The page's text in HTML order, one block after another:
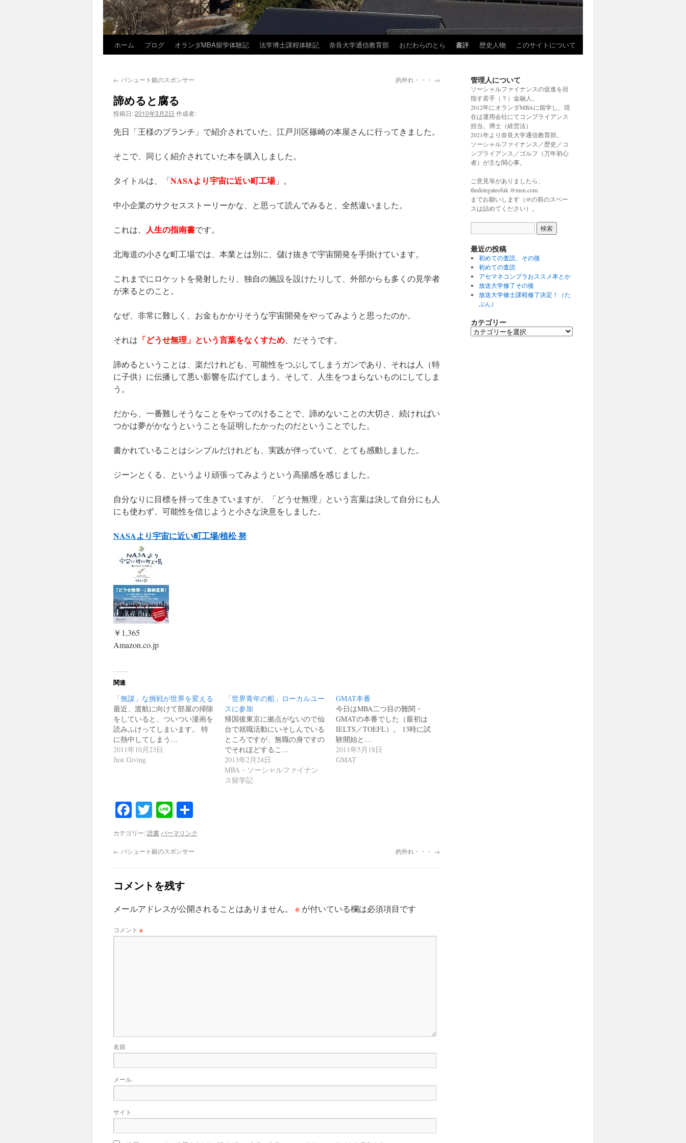
ン
ホーム ブログ オランダMBA留学体験記 法学博士課程体験記 奈良大学通信教育部 おだわらのとら 書評 歴史人物 このサイトについて
← パシュート銀のスポンサー 的外れ・・・ →
諦めると腐る
投稿日:2010年3月2日 作成者:
先日「王様のブランチ」で紹介されていた、江戸川区篠崎の本屋さんに行ってきました。
そこで、同じく紹介されていた本を購入しました。
タイトルは、「NASAより宇宙に近い町工場」。
中小企業のサクセスストーリーかな、と思って読んでみると、全然違いました。
これは、 人生の指南書です。
北海道の小さな町工場では、本業とは別に、儲け抜きで宇宙開発を手掛けています。
これまでにロケットを発射したり、独自の施設を設けたりして、外部からも多くの見学者
が来るとのこと。
なぜ、非常に難しく、お金もかかりそうな宇宙開発をやってみようと思ったのか。
それは 「どうせ無理」という言葉をなくすため 、だそうです。
諦めるということは、楽だけれども、可能性をつぶしてしまうガンであり、それは人（特
に子供）に伝播して悪い影響を広げてしまう。そして、人生をつまらないものにしてしま
う。
だから、一番難しそうなことをやってのけることで、諦めないことの大切さ、続ければい
つかは夢がかなうということを証明したかったのだということでした。
書かれていることはシンプルだけれども、実践が伴っていて、とても感動しました。
ジーンとくる、というより頑張ってみようという高揚感を感じました。
自分なりに目標を持って生きていますが、「どうせ無理」という言葉は決して自分にも人
にも使わず、可能性を信じようと小さな決意をしました。
NASAより宇宙に近い町工場/植松 努
￥1,365
Amazon.co.jp
関連
「無謀」な挑戦が世界を変える
最近、渡航に向けて部屋の掃除
をしていると、ついつい漫画を
読みふけってしまいます。 特
に熱中してしまう…
2011年10月23日
Just Giving
「世界青年の船」ローカルユー
スに参加
帰国後東京に拠点がないので仙
台で就職活動にいそしんでいる
ところですが、無職の身ですの
でそれほどするこ…
2013年2月24日
MBA・ソーシャルファイナン
ス留学記
GMAT本番
今日はMBA二つ目の難関・
GMATの本番でした（最初は
IELTS／TOEFL）。 13時に試
験開始と…
2011年5月18日
GMAT
Facebook
Twitter
Line
有
カテゴリー:読書パーマリンク
← パシュート銀のスポンサー 的外れ・・・ →
コメントを残す
メールアドレスが公開されることはありません。 ※ が付いている欄は必須項目です
コメント ※
名前
メール
サイト
管理人について
ソーシャルファイナンスの促進を目
指す若手（？）金融人。
2012年にオランダMBAに留学し、現
在は運用会社にてコンプライアンス
担当。博士（経営法）
2021年より奈良大学通信教育部。
ソーシャルファイナンス／歴史／コ
ンプライアンス／ゴルフ（万年初心
者）が主な関心事。
ご意見等がありましたら、
thedelegateofuk @msn.com
までお願いします（@の前のスペー
スは詰めてください）。
最近の投稿
初めての査読、その後
初めての査読
アセマネコンプラおススメ本とか
放送大学修了その後
放送大学修士課程修了決定！（た
ぶん）
カテゴリー
カ